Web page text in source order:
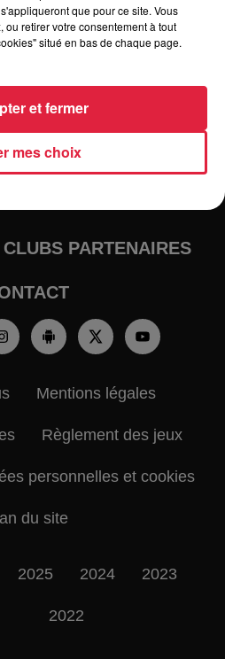
INFOS
CLUBS PARTENAIRES
Mentions légales
Règlement des jeux
personnelles et cookies
du site
2025 2024 2023
2022
que pour ce site. Vous
ou retirer votre consentement à tout
situé en bas de chaque page.
mes choix
et fermer